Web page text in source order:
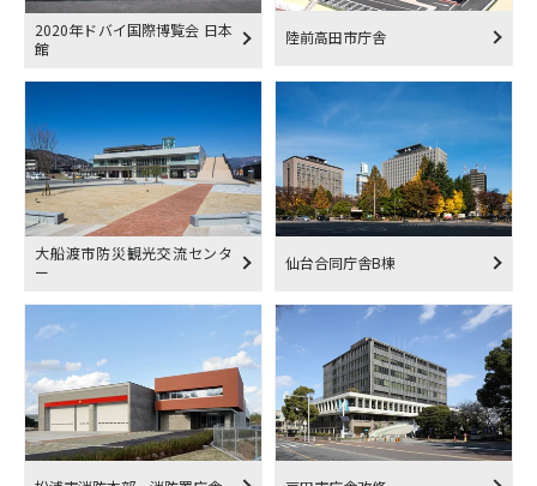
2020年ドバイ国際博覧会 日本
館
陸前高田市庁舎
大船渡市防災観光交流センタ
ー
仙台合同庁舎B棟